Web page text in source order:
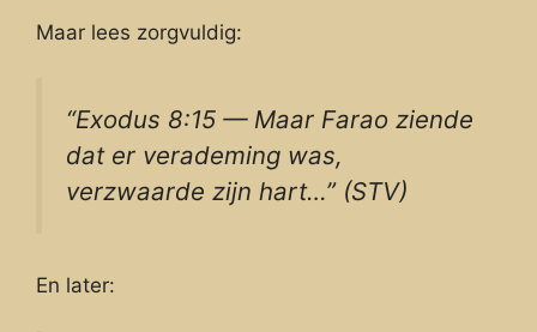
Maar lees zorgvuldig:
“Exodus 8:15 — Maar Farao ziende
dat er verademing was,
verzwaarde zijn hart…” (STV)
En later: